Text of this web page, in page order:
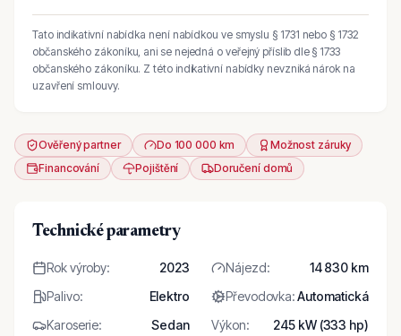
Tato indikativní nabídka není nabídkou ve smyslu § 1731 nebo § 1732
občanského zákoníku, ani se nejedná o veřejný příslib dle § 1733
občanského zákoníku. Z této indikativní nabídky nevzniká nárok na
uzavření smlouvy.
Ověřený partner Do 100 000 km
Možnost záruky
Financování
Pojištění Doručení domů
Technické parametry
Rok výroby: 2023 Nájezd:
14 830 km
Palivo: Elektro Převodovka:Automatická
Karoserie: Sedan Výkon:
245 kW (333 hp)